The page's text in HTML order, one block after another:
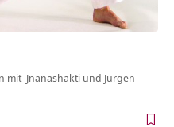
mit Jnanashakti und Jürgen